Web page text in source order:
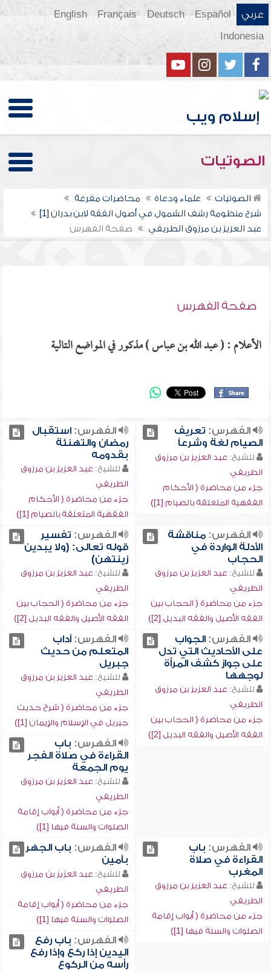
عربي Español
Deutsch
Français
English
Indonesia
الصوتيات
الصوتيات علماء ودعاة
محاضرات مفرغة
شرح منظومة رشف الشمول في أصول الفقه لابن بدران [1]
عبد العزيز بن مرزوق الطريفي
صفحة الفهرس
صفحة الفهرس
الأعلام : ( عبد الله بن عباس ) مذكور في المواضع التالية
الفهرس: تعريف
الصيام لغة وشرعاً
للشيخ: عبد العزيز بن مرزوق
الطريفي
جزء من محاضرة ( الأحكام
الفقهية المتعلقة بالصيام [1])
الفهرس:استقبال
رمضان والتهنئة
بقدومه
للشيخ: عبد العزيز بن مرزوق
الطريفي
جزء من محاضرة ( الأحكام
الفقهية المتعلقة بالصيام [1])
الفهرس:مناقشة
الأدلة الواردة في
الحجاب
للشيخ: عبد العزيز بن مرزوق
الطريفي
جزء من محاضرة ( الحجاب بين
الفقه الأصيل والفقه البديل [2])
الفهرس: تفسير
قوله تعالى: (ولا يبدين
زينتهن)
للشيخ: عبد العزيز بن مرزوق
الطريفي
جزء من محاضرة ( الحجاب بين
الفقه الأصيل والفقه البديل [2])
الفهرس:الجواب
على الأحاديث التي تدل
على جواز كشف المرأة
لوجهها
للشيخ: عبد العزيز بن مرزوق
الطريفي
جزء من محاضرة ( الحجاب بين
الفقه الأصيل والفقه البديل [2])
الفهرس:آداب
المتعلم من حديث
جبريل
للشيخ: عبد العزيز بن مرزوق
الطريفي
جزء من محاضرة ( شرح حديث
جبريل في الإسلام والإيمان [1])
الفهرس: باب
القراءة في صلاة الفجر
يوم الجمعة
للشيخ: عبد العزيز بن مرزوق
الطريفي
جزء من محاضرة ( أبواب إقامة
الصلوات والسنة فيها [1])
الفهرس: باب
القراءة في صلاة
المغرب
للشيخ: عبد العزيز بن مرزوق
الطريفي
جزء من محاضرة ( أبواب إقامة
الصلوات والسنة فيها [1])
الفهرس: باب الجهر
بآمين
للشيخ: عبد العزيز بن مرزوق
الطريفي
جزء من محاضرة ( أبواب إقامة
الصلوات والسنة فيها [1])
الفهرس: باب رفع
اليدين إذا ركع وإذا رفع
رأسه من الركوع